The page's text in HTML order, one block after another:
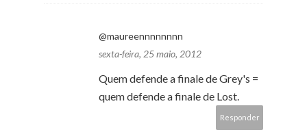
@maureennnnnnnn
sexta-feira, 25 maio, 2012
Quem defende a finale de Grey's =
quem defende a finale de Lost.
Responder